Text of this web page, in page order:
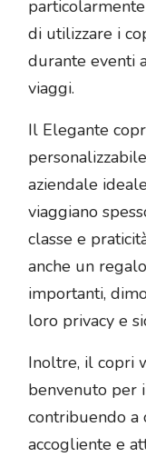
di utilizzare i
durante eventi
viaggi.
Il Elegante
aziendale
viaggiano
classe e
anche un
importanti,
loro privacy e
Inoltre, il copri
benvenuto per
contribuendo a
accogliente e